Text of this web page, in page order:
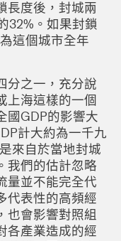
長度後，封城兩
32%。如果封鎖
這個城市全年
分之一，充分說
上海這樣的一個
國GDP的影響大
計大約為一千九
來自於當地封城
我們的估計忽略
量並不能完全代
代表性的高頻經
也會影響對照組
各產業造成的經